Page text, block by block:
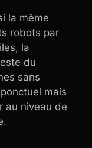
la même
robots par
la
du
sans
mais
au niveau de